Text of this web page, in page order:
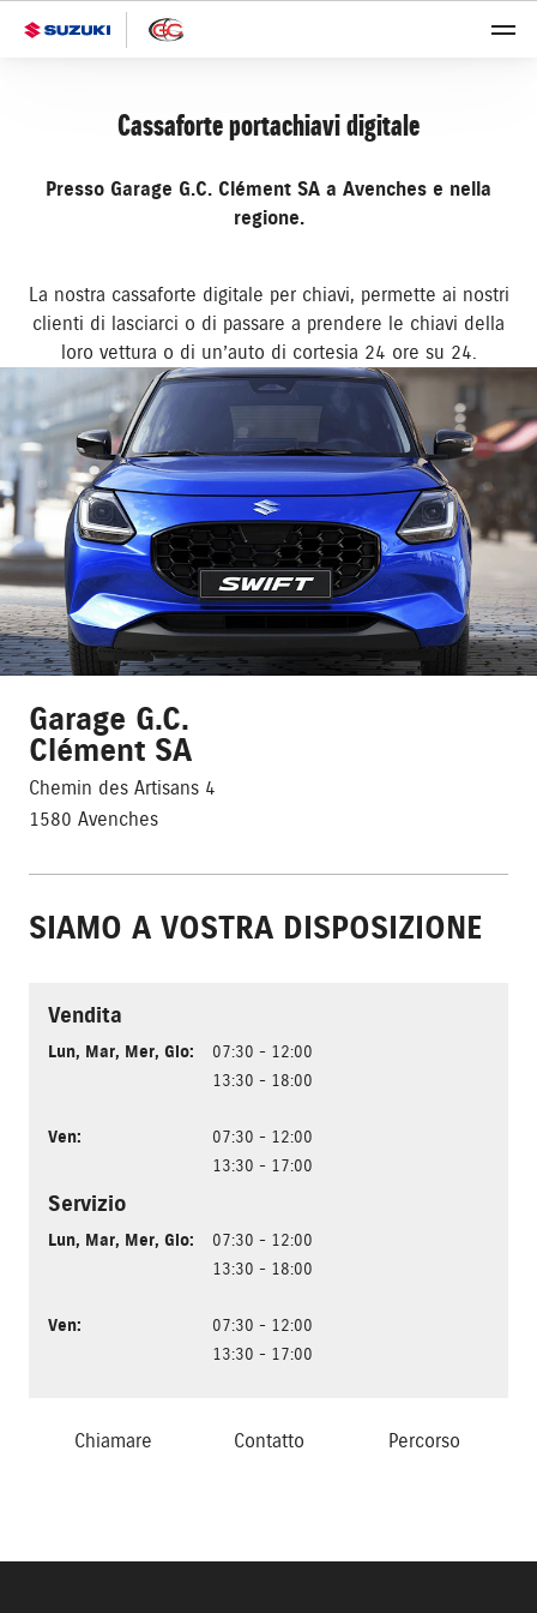
Cassaforte portachiavi digitale
Presso Garage G.C. Clément SA a Avenches e nella
regione.
La nostra cassaforte digitale per chiavi, permette ai nostri
clienti di lasciarci o di passare a prendere le chiavi della
loro vettura o di un’auto di cortesia 24 ore su 24.
Garage G.C.
Clément SA
Chemin des Artisans 4
1580 Avenches
SIAMO A VOSTRA DISPOSIZIONE
Vendita
Lun, Mar, Mer, Gio:
07:30 - 12:00
13:30 - 18:00
Ven:
07:30 - 12:00
13:30 - 17:00
Servizio
Lun, Mar, Mer, Gio:
07:30 - 12:00
13:30 - 18:00
Ven:
07:30 - 12:00
13:30 - 17:00
Chiamare Contatto Percorso